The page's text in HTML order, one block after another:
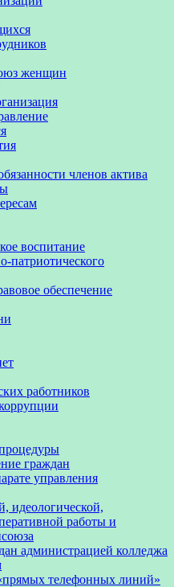
женщин
членов актива
воспитание
патриотического
обеспечение
работников
граждан
управления
идеологической,
работы и
администрацией колледжа
телефонных линий»